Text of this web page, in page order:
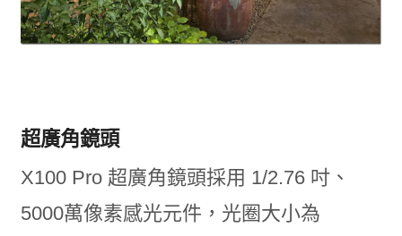
超廣角鏡頭
X100 Pro 超廣角鏡頭採用 1/2.76 吋、
5000萬像素感光元件，光圈大小為